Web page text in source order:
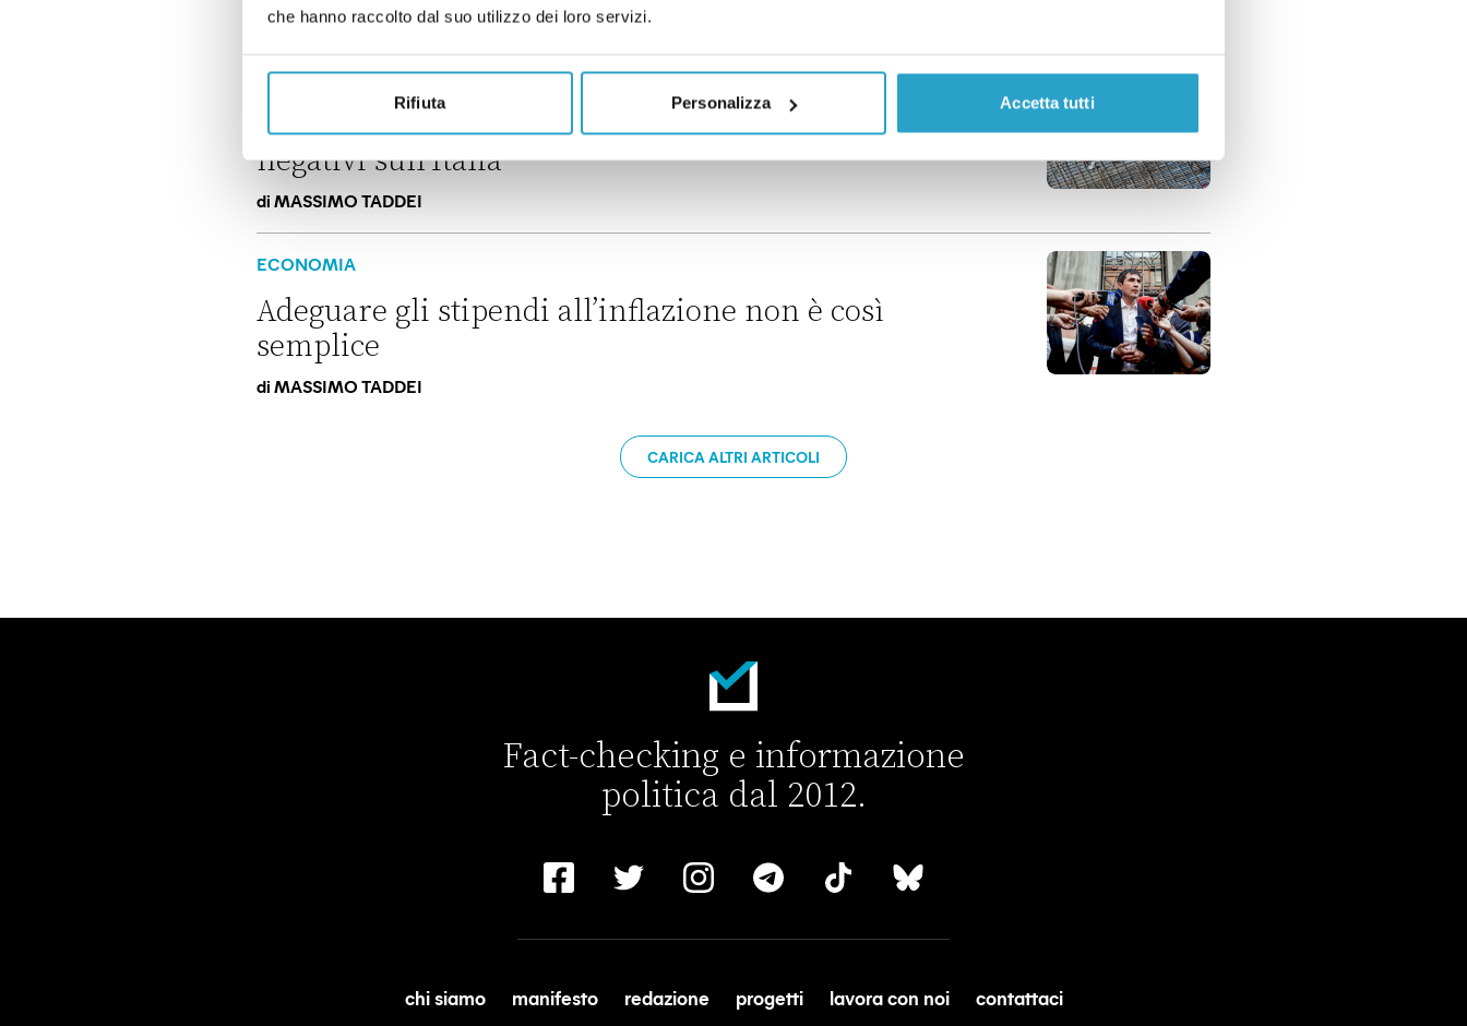
che hanno raccolto dal suo utilizzo dei loro servizi.
Rifiuta Personalizza Accetta tutti
diMASSIMO TADDEI
ECONOMIA
No, l’economia reale non smentisce i messaggi
negativi sull’Italia
diMASSIMO TADDEI
ECONOMIA
Adeguare gli stipendi all’inflazione non è così
semplice
diMASSIMO TADDEI
Adeguare gli stipendi all’inflazione non è così semplice
CARICA ALTRI ARTICOLI
Fact-checking e informazione
politica dal 2012.
chi siamo manifesto redazione progetti lavora con noi contattaci